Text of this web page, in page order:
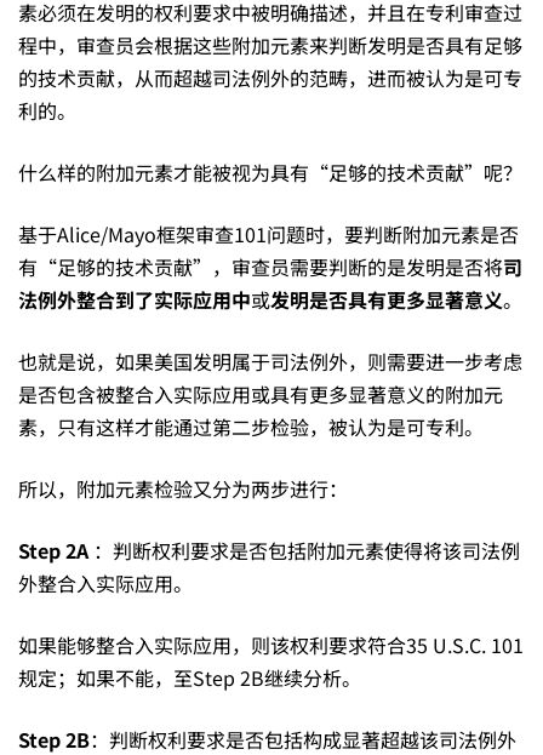
素必须在发明的权利要求中被明确描述，并且在专利审查过
程中，审查员会根据这些附加元素来判断发明是否具有足够
的技术贡献，从而超越司法例外的范畴，进而被认为是可专
利的。
什么样的附加元素才能被视为具有“足够的技术贡献”呢？
基于Alice/Mayo框架审查101问题时，要判断附加元素是否
有“足够的技术贡献”，审查员需要判断的是发明是否将司
法例外整合到了实际应用中或发明是否具有更多显著意义。
也就是说，如果美国发明属于司法例外，则需要进一步考虑
是否包含被整合入实际应用或具有更多显著意义的附加元
素，只有这样才能通过第二步检验，被认为是可专利。
所以，附加元素检验又分为两步进行：
Step2A ：判断权利要求是否包括附加元素使得将该司法例
外整合入实际应用。
如果能够整合入实际应用，则该权利要求符合35 U.S.C. 101
规定；如果不能，至Step 2B继续分析。
Step 2B：判断权利要求是否包括构成显著超越该司法例外